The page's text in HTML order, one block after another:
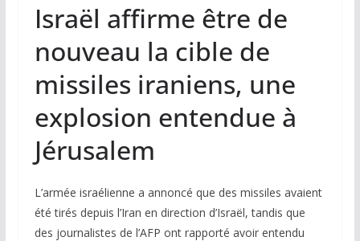
Israël affirme être de
nouveau la cible de
missiles iraniens, une
explosion entendue à
Jérusalem
L’armée israélienne a annoncé que des missiles avaient
été tirés depuis l’Iran en direction d’Israël, tandis que
des journalistes de l’AFP ont rapporté avoir entendu